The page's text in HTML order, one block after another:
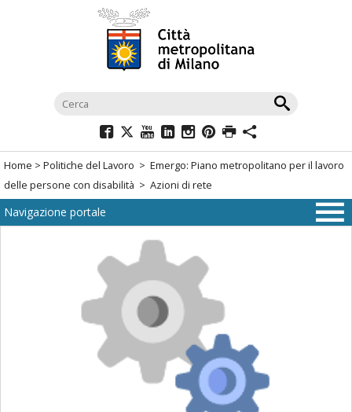
navigazione
di
navigazione
Home > Politiche del Lavoro > Emergo: Piano metropolitano per il lavoro
delle persone con disabilità > Azioni di rete
Navigazione portale